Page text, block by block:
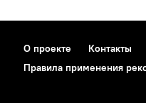
О проекте Контакты
Правила применения